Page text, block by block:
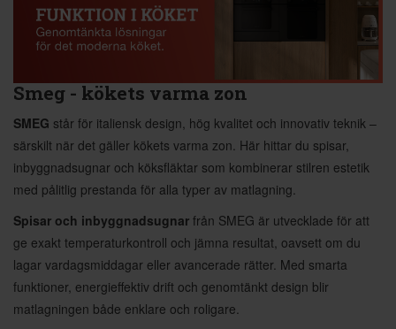
Smeg - kökets varma zon
SMEG står för italiensk design, hög kvalitet och innovativ teknik –
särskilt när det gäller kökets varma zon. Här hittar du spisar,
inbyggnadsugnar och köksfläktar som kombinerar stilren estetik
med pålitlig prestanda för alla typer av matlagning.
Spisar och inbyggnadsugnar från SMEG är utvecklade för att
ge exakt temperaturkontroll och jämna resultat, oavsett om du
lagar vardagsmiddagar eller avancerade rätter. Med smarta
funktioner, energieffektiv drift och genomtänkt design blir
matlagningen både enklare och roligare.